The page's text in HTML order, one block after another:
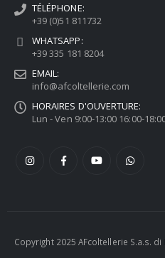
TÉLÉPHONE:
+39 (0)51 811732
WHATSAPP:
+39 335 181 8204
EMAIL:
info@afcoltellerie.com
HORAIRES D'OUVERTURE:
Lun - Ven 9:00-13:00 16:00-
Copyright 2025 AFcoltellerie S.a.s.